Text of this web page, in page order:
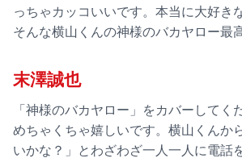
っちゃカッコいいです。本当に大好き
そんな横山くんの神様のバカヤロー最
末澤誠也
「神様のバカヤロー」をカバーしてく
めちゃくちゃ嬉しいです。横山くんか
いかな？」とわざわざ一人一人に電話